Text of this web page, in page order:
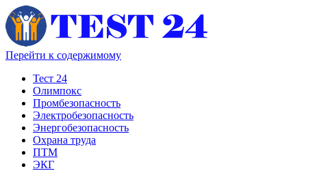
Перейти к содержимому
Тест 24
Олимпокс
Промбезопасность
Электробезопасность
Энергобезопасность
Охрана труда
ПТМ
ЭКГ